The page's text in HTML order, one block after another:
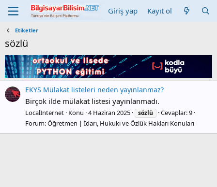
Giriş yap Kayıt ol
Etiketler
sözlü
EKYS Mülakat listeleri neden yayınlanmaz?
Birçok ilde mülakat listesi yayınlanmadı.
LocalInternet Konu 4 Haziran 2025 sözlü
Cevaplar: 9
Forum:Öğretmen | İdari, Hukuki ve Özlük Hakları Konuları